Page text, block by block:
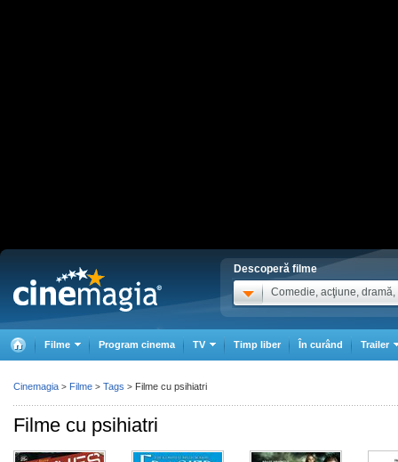
Descoperă filme
Comedie, acţiune, dramă,
Filme Program cinema TV Timp liber În curând Trailer
Filme cu psihiatri
Cinemagia > Filme > Tags > Filme cu psihiatri